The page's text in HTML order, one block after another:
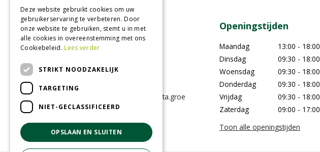
Contact
GroenRijk Eemsdelta
9902 BW Appingedam
klantenservice@eemsdelta.groe
nrijk.nl
Openingstijden
Maandag
13:00 - 18:00
Dinsdag
09:30 - 18:00
Woensdag
09:30 - 18:00
Donderdag
09:30 - 18:00
Vrijdag
09:30 - 18:00
Zaterdag
09:00 - 17:00
Toon alle openingstijden
Deze website gebruikt cookies om uw
gebruikerservaring te verbeteren. Door
onze website te gebruiken, stemt u in met
alle cookies in overeenstemming met ons
Cookiebeleid.Lees verder
STRIKT NOODZAKELIJK
TARGETING
NIET-GECLASSIFICEERD
OPSLAAN EN SLUITEN